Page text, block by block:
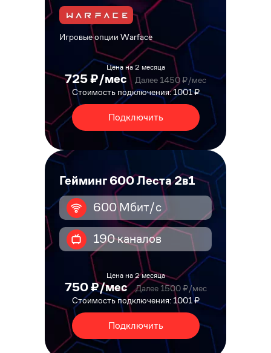
Игровые опции Warface
Цена на 2 месяца
725 ₽/мес
Далее 1450 ₽/мес
Стоимость подключения: 1001 ₽
Подключить
Гейминг 600 Леста 2в1
600 Мбит/с
190 каналов
Цена на 2 месяца
750 ₽/мес
Далее 1500 ₽/мес
Стоимость подключения: 1001 ₽
Подключить